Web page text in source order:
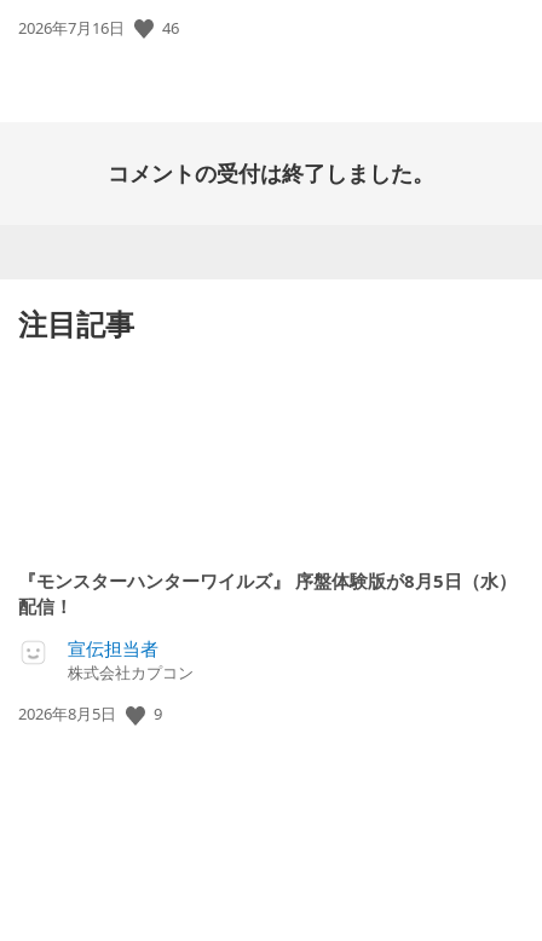
公
2026年7月16日 46
コメントの受付は終了しました。
注目記事
『モンスターハンターワイルズ』 序盤体験版が8月5日（水）
配信！
宣伝担当者
株式会社カプコン
公
2026年8月5日 9